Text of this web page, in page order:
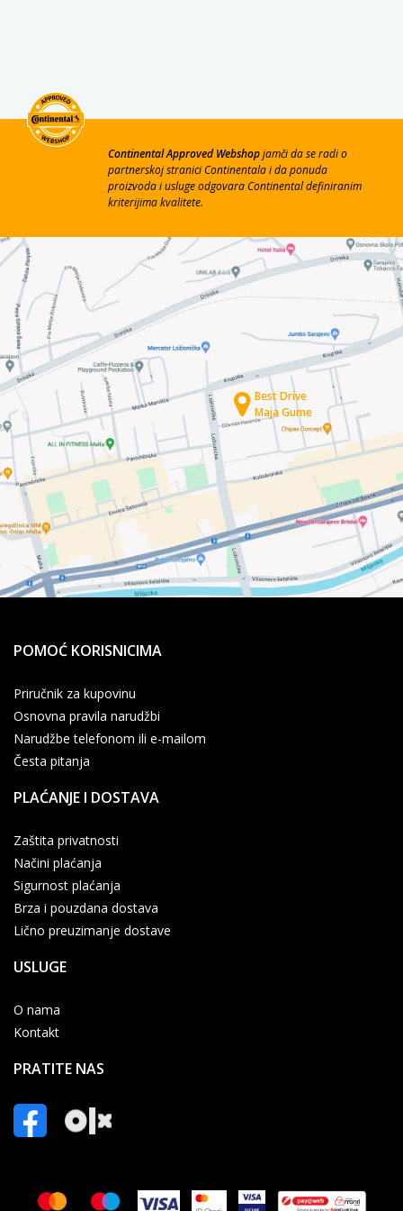
Continental Approved Webshopjamči da se radi o
partnerskoj stranici Continentala i da ponuda
proizvoda i usluge odgovara Continental definiranim
kriterijima kvalitete.
Best Drive
Maja Gume
POMOĆ KORISNICIMA
Priručnik za kupovinu
Osnovna pravila narudžbi
Narudžbe telefonom ili e-mailom
Česta pitanja
PLAĆANJE I DOSTAVA
Zaštita privatnosti
Načini plaćanja
Sigurnost plaćanja
Brza i pouzdana dostava
Lično preuzimanje dostave
USLUGE
O nama
Kontakt
PRATITE NAS